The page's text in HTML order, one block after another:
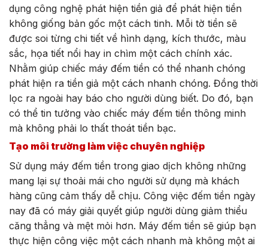
dụng công nghệ phát hiện tiền giả để phát hiện tiền
không giống bản gốc một cách tinh. Mỗi tờ tiền sẽ
được soi từng chi tiết về hình dạng, kích thước, màu
sắc, họa tiết nổi hay in chìm một cách chính xác.
Nhằm giúp chiếc máy đếm tiền có thể nhanh chóng
phát hiện ra tiền giả một cách nhanh chóng. Đồng thời
lọc ra ngoài hay báo cho người dùng biết. Do đó, bạn
có thể tin tưởng vào chiếc máy đếm tiền thông minh
mà không phải lo thất thoát tiền bạc.
Tạo môi trường làm việc chuyên nghiệp
Sử dụng máy đếm tiền trong giao dịch không những
mang lại sự thoải mái cho người sử dụng mà khách
hàng cũng cảm thấy dễ chịu. Công việc đếm tiền ngày
nay đã có máy giải quyết giúp người dùng giảm thiểu
căng thẳng và mệt mỏi hơn. Máy đếm tiền sẽ giúp bạn
thực hiện công việc một cách nhanh mà không một ai